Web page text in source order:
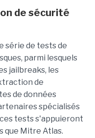
de sécurité
série de tests de
parmi lesquels
jailbreaks, les
de
de données
spécialisés
tests s'appuieront
que Mitre Atlas.